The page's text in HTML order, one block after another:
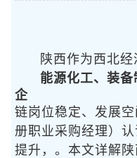
陕西作为西北经
能源化工、装
企
链岗位稳定、发展
册职业采购经理）
提升， 。本文详解